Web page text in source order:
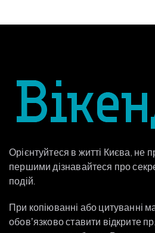
Орієнтуйтеся в житті Києва, не
першими дізнавайтеся про
подій.
При копіюванні або цитуванні
обовʼязково ставити відкрите